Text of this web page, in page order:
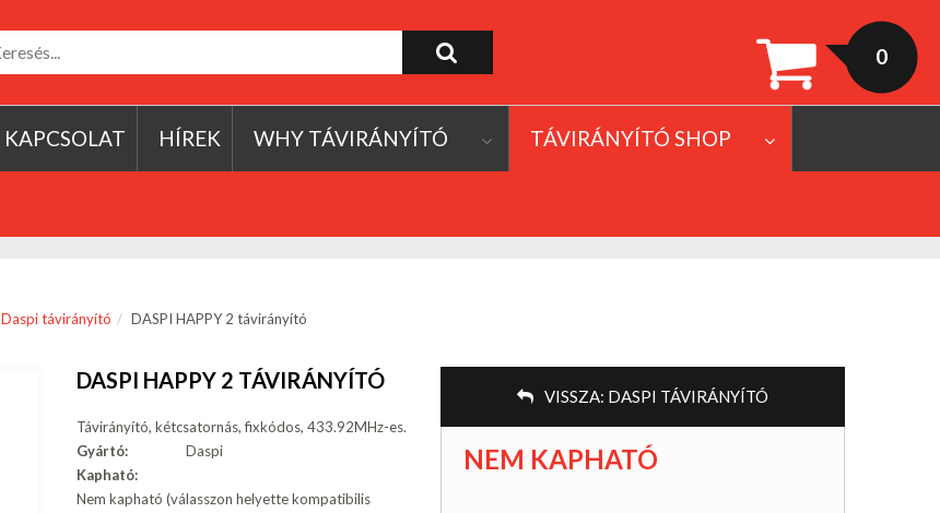
0
KAPCSOLAT HÍREK WHY TÁVIRÁNYÍTÓ TÁVIRÁNYÍTÓ SHOP
Daspi távirányító DASPI HAPPY 2 távirányító
DASPI HAPPY 2 TÁVIRÁNYÍTÓ
Távirányító, kétcsatornás, fixkódos, 433.92MHz-es.
Gyártó:
Daspi
Kapható:
Nem kapható (válasszon helyette kompatibilis
VISSZA: DASPI TÁVIRÁNYÍTÓ
NEM KAPHATÓ